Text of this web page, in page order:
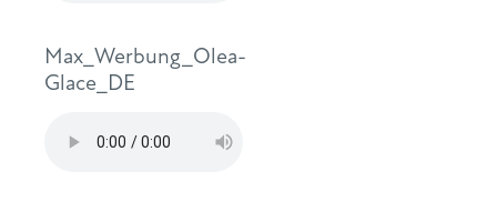
Max_Werbung_Olea-
Glace_DE